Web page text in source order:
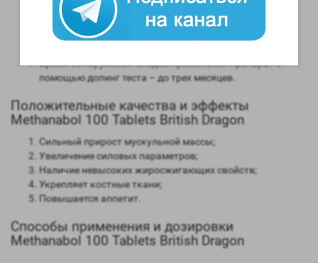
Степень нагрузки на печень – средняя;
Форма выпуска – таблетированная, инъекционная;
Длительность воздействия на организм – от 6 до 8
Время обнаружения следов применения препарат с
помощью допинг теста – до трех месяцев.
Положительные качества и эффекты
Methanabol 100 Tablets British Dragon
Сильный прирост мускульной массы;
Увеличение силовых параметров;
Наличие невысоких жиросжигающих свойств;
Укрепляет костные ткани;
Повышается аппетит.
Способы применения и дозировки
Methanabol 100 Tablets British Dragon